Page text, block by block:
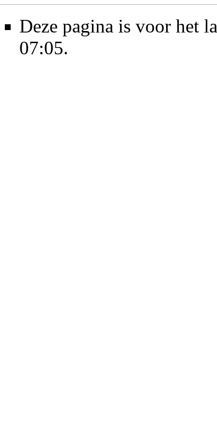
Deze pagina is voor het
07:05.